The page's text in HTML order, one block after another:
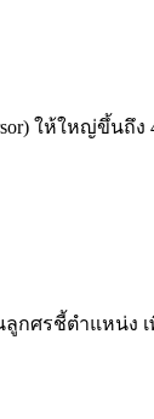
ให้ใหญ่ขึ้นถึง
กศรชี้ตำแหน่ง